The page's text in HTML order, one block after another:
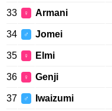
33 ♀ Armani
34 ♂ Jomei
35 ♀ Elmi
36 ♀ Genji
37 ♂ Iwaizumi